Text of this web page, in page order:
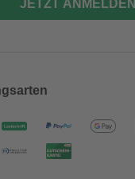
JETZT ANMELDEN